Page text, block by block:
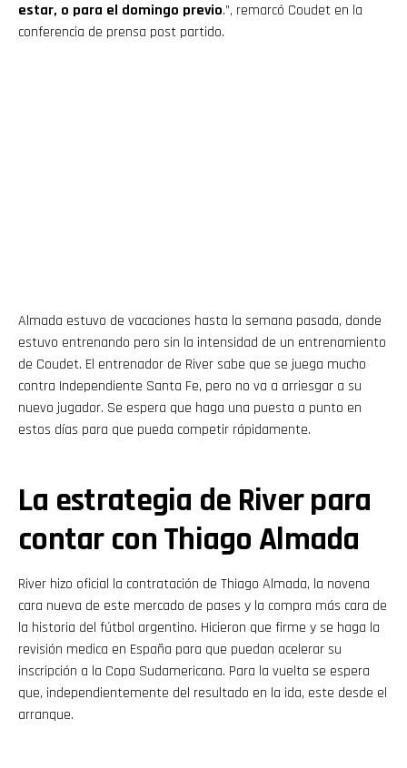
estar, o para el domingo previo.”, remarcó Coudet en la
conferencia de prensa post partido.
Almada estuvo de vacaciones hasta la semana pasada, donde
estuvo entrenando pero sin la intensidad de un entrenamiento
de Coudet. El entrenador de River sabe que se juega mucho
contra Independiente Santa Fe, pero no va a arriesgar a su
nuevo jugador. Se espera que haga una puesta a punto en
estos días para que pueda competir rápidamente.
La estrategia de River para
contar con Thiago Almada
River hizo oficial la contratación de Thiago Almada, la novena
cara nueva de este mercado de pases y la compra más cara de
la historia del fútbol argentino. Hicieron que firme y se haga la
revisión medica en España para que puedan acelerar su
inscripción a la Copa Sudamericana. Para la vuelta se espera
que, independientemente del resultado en la ida, este desde el
arranque.